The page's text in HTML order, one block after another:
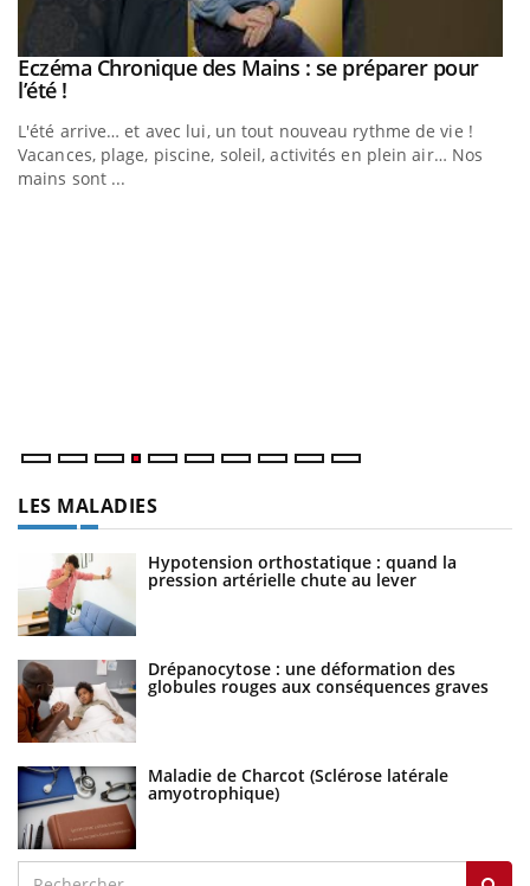
Youtube
Eczéma Chronique des Mains : se préparer pour
l’été !Youtube
L'été arrive… et avec lui, un tout nouveau rythme de vie !
Vacances, plage, piscine, soleil, activités en plein air… Nos
mains sont ...
LES MALADIES
Hypotension orthostatique : quand la
pression artérielle chute au lever
Drépanocytose : une déformation des
globules rouges aux conséquences graves
Maladie de Charcot (Sclérose latérale
amyotrophique)